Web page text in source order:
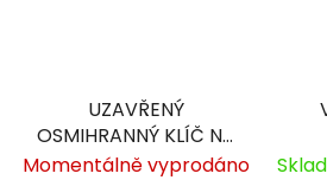
UZAVŘENÝ
OSMIHRANNÝ KLÍČ NA
PŘEDNÍ VIDLICE ENGI
Momentálně vyprodáno